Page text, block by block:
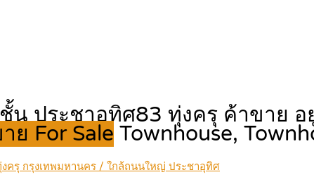
น ประชาอุทิศ83 ทุ่งครุ ค้าขาย
ย For Sale Townhouse,
ครุ กรุงเทพมหานคร / ใกล้ถนนใหญ่ ประชาอุทิศ